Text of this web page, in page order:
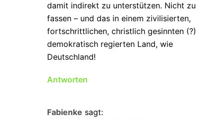
damit indirekt zu unterstützen. Nicht zu
fassen – und das in einem zivilisierten,
fortschrittlichen, christlich gesinnten (?)
demokratisch regierten Land, wie
Deutschland!
Antworten
Fabienke sagt: